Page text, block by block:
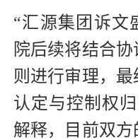
“汇源集团诉文
院后续将结合
则进行审理，
认定与控制权
解释，目前双